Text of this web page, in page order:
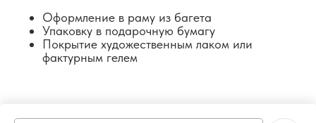
Оформление в раму из багета
Упаковку в подарочную бумагу
Покрытие художественным лаком или
фактурным гелем